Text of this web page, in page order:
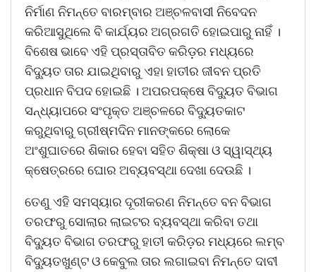
ନିର୍ମାଣ ନିମନ୍ତେ ବାରମ୍ବାର ଅଞ୍ଚଳବାସୀ ନିବେଦନ
କରିଆସୁଥିଲେ ବି କାର୍ଯ୍ୟର ଅଗ୍ରଗତି ହୋଇପାରୁ ନାହିଁ ।
ବିଶେଷ ଭାବେ ଏହି ପ୍ରସ୍ତାବିତ କରିଡ଼ର ମଧ୍ୟରେ
ବିଦୁ୍ୟତ ତାର ଯାଇଥିବାରୁ ଏହା ହାତୀର ଜୀବନ ପ୍ରତି
ପ୍ରଧାନ ବିପଦ ହୋଇଛି । ଅପରପକ୍ଷେ ବିଦୁ୍ୟତ ବିଭାଗ
ସନ୍ଧ୍ୟାପରେ ସଂପୃକ୍ତ ଅଞ୍ଚଳରେ ବିଦୁ୍ୟତକାଟ
କରୁଥିବାରୁ ଗ୍ରୀଷ୍ମଦିନ ମାନଙ୍କରେ ଲୋକେ
ଅଂଶୁଘାତରେ ଶିକାର ହେବା ସହିତ ଶିକ୍ଷା ଓ ସ୍ୱାସ୍ଥ୍ୟ
କ୍ଷେତ୍ରରେ ଘୋର ଅବ୍ୟବସ୍ଥା ଦେଖା ଦେଉଛି ।
ତେଣୁ ଏହି ସମସ୍ୟାର ଦୂରୀକରଣ ନିମନ୍ତେ ବନ ବିଭାଗ
ତରଫରୁ ସୋଲାର ଲାଇଟର ବ୍ୟବସ୍ଥା କରିବା ତଥା
ବିଦୁ୍ୟତ ବିଭାଗ ତରଫରୁ ହାତୀ କରିଡ଼ର ମଧ୍ୟରେ ଲମ୍ବ
ବିଦୁ୍ୟତଖୁଣ୍ଟ ଓ କେବୁଲ ତାର ଲଗାଇବା ନିମନ୍ତେ ଦାବୀ